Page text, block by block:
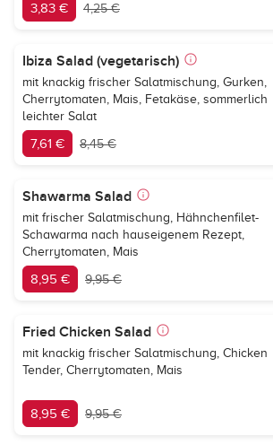
3,83 € 4,25 €
Ibiza Salad (vegetarisch)
mit knackig frischer Salatmischung, Gurken,
Cherrytomaten, Mais, Fetakäse, sommerlich
leichter Salat
7,61 € 8,45 €
Shawarma Salad
mit frischer Salatmischung, Hähnchenfilet-
Schawarma nach hauseigenem Rezept,
Cherrytomaten, Mais
8,95 € 9,95 €
Fried Chicken Salad
mit knackig frischer Salatmischung, Chicken
Tender, Cherrytomaten, Mais
8,95 € 9,95 €